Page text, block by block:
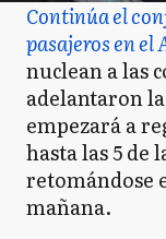
Continúa el
pasajeros en el
nuclean a las
adelantaron
empezará a
hasta las 5 de
retomándose
mañana.